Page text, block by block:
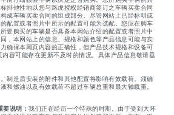
排他性地以您与路虎授权经销商签订之车辆买卖合同
成车辆买卖合同的组成部分。尽管网站上已经标明或
配置或者照片中所示的配置可能为选配。您应在购车
要购买的车辆是否具备本网站介绍的配置或者照片中
，本网站上的信息、规格和颜色等产品信息可能与实
确保本网页内容的正确性，但产品技术规格和设备可
容可能存在更新不及时的情况。具体产品信息敬请垂
制造后安装的附件和其他配置将影响有效载荷。须确
和燃油以及有效载荷不超过车辆总重和最大轴载重。
说明： 我们正在经历一个特殊的时期。由于受到大环